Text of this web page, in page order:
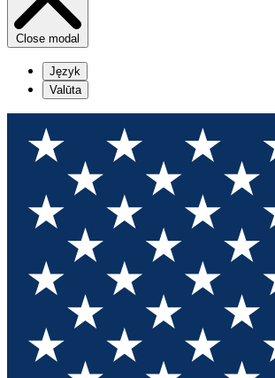
Close modal
Język
Valūta